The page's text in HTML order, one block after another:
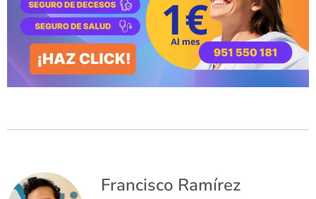
Francisco Ramírez